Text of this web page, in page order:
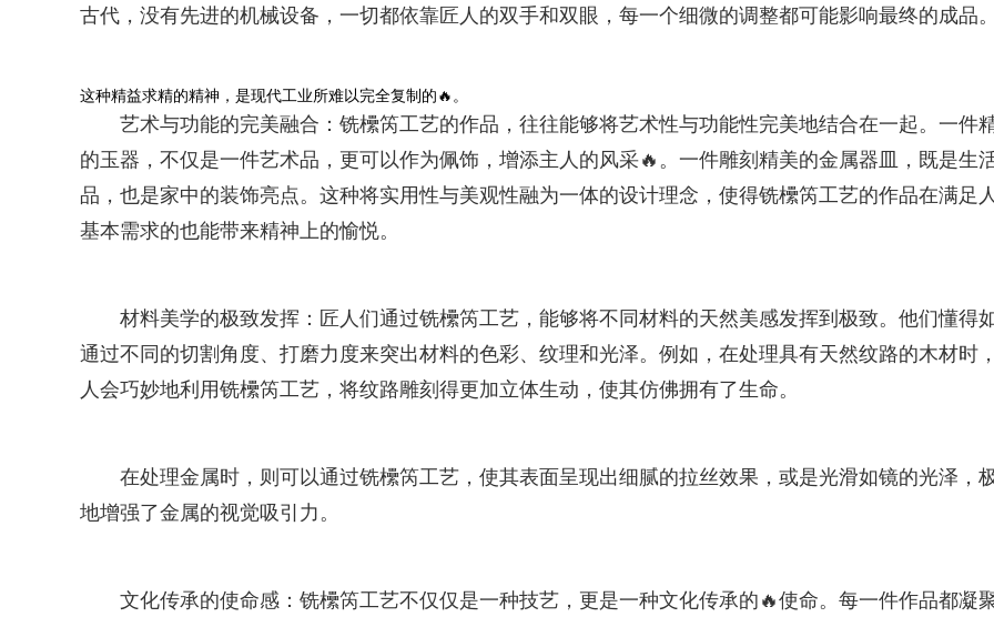
古代，没有先进的机械设备，一切都依靠匠人的双手和双眼，每一个细微的调整都可能影响最终的成品。
这种精益求精的精神，是现代工业所难以完全复制的🔥。
艺术与功能的完美融合：铣欙笍工艺的作品，往往能够将艺术性与功能性完美地结合在一起。一件
的玉器，不仅是一件艺术品，更可以作为佩饰，增添主人的风采🔥。一件雕刻精美的金属器皿，既是生
品，也是家中的装饰亮点。这种将实用性与美观性融为一体的设计理念，使得铣欙笍工艺的作品在满足
基本需求的也能带来精神上的愉悦。
材料美学的极致发挥：匠人们通过铣欙笍工艺，能够将不同材料的天然美感发挥到极致。他们懂得
通过不同的切割角度、打磨力度来突出材料的色彩、纹理和光泽。例如，在处理具有天然纹路的木材时
人会巧妙地利用铣欙笍工艺，将纹路雕刻得更加立体生动，使其仿佛拥有了生命。
在处理金属时，则可以通过铣欙笍工艺，使其表面呈现出细腻的拉丝效果，或是光滑如镜的光泽，
地增强了金属的视觉吸引力。
文化传承的使命感：铣欙笍工艺不仅仅是一种技艺，更是一种文化传承的🔥使命。每一件作品都凝